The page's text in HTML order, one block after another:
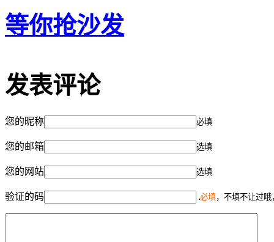
等你抢沙发
发表评论
您的昵称 必填
您的邮箱 选填
您的网站 选填
验证的码 必填，不填不让过